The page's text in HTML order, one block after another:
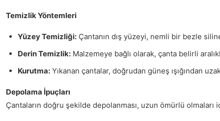
Temizlik Yöntemleri
Yüzey Temizliği: Çantanın dış yüzeyi, nemli bir bezle
Derin Temizlik: Malzemeye bağlı olarak, çanta belirli
Kurutma: Yıkanan çantalar, doğrudan güneş ışığından
Depolama İpuçları
Çantaların doğru şekilde depolanması, uzun ömürlü